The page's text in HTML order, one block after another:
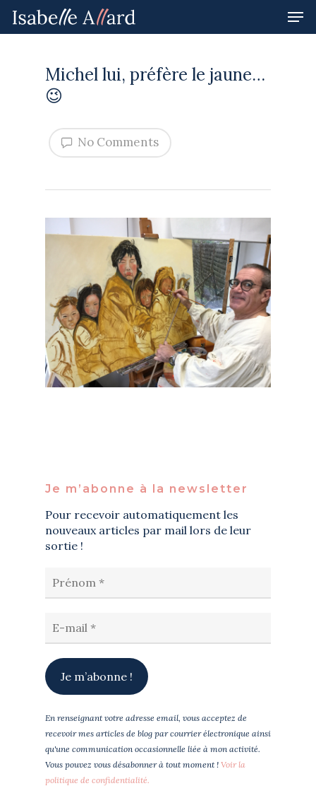
Michel lui, préfère le jaune…
😉
No Comments
Je m’abonne à la newsletter
Pour recevoir automatiquement les
nouveaux articles par mail lors de leur
sortie !
En renseignant votre adresse email, vous acceptez de
recevoir mes articles de blog par courrier électronique ainsi
qu'une communication occasionnelle liée à mon activité.
Vous pouvez vous désabonner à tout moment ! Voir la
politique de confidentialité.